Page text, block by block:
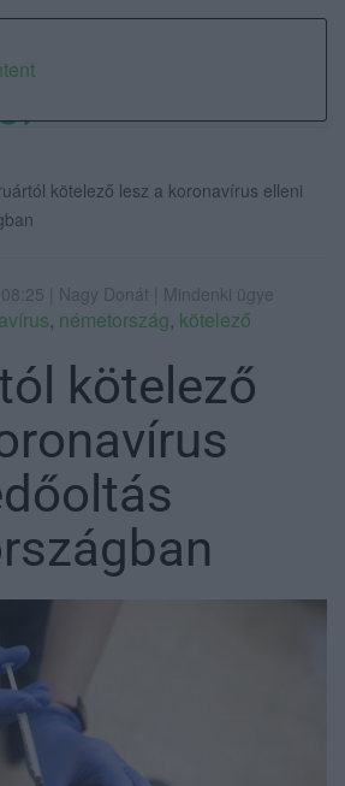
kötelező lesz a koronavírus elleni
| Nagy Donát | Mindenki ügye
, németország, kötelező
kötelező